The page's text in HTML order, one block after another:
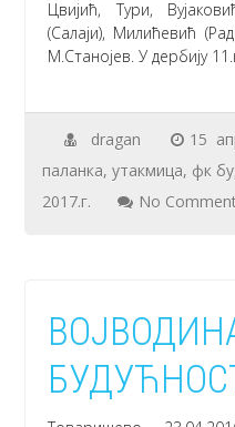
Цвијић, Тури,
(Салаји), Милићевић
М.Станојев. У дербију
dragan 15
паланка,утакмица, фк
2017.г.
No